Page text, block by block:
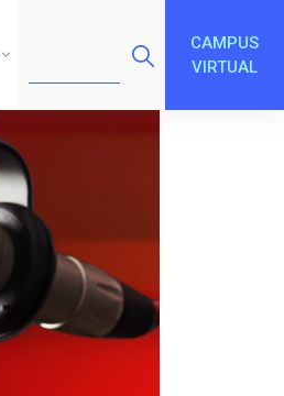
CAMPUS
VIRTUAL